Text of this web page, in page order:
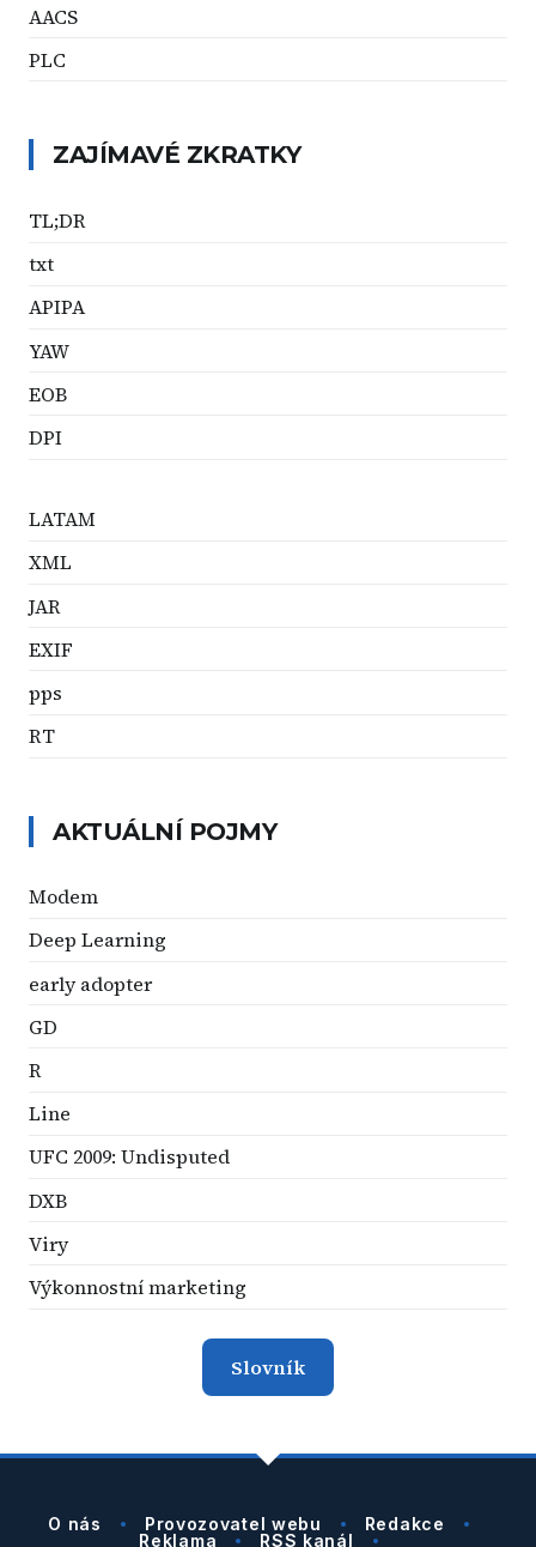
AACS
PLC
ZAJÍMAVÉ ZKRATKY
TL;DR
txt
APIPA
YAW
EOB
DPI
LATAM
XML
JAR
EXIF
pps
RT
AKTUÁLNÍ POJMY
Modem
Deep Learning
early adopter
GD
R
Line
UFC 2009: Undisputed
DXB
Viry
Výkonnostní marketing
Slovník
O nás Provozovatel webu
Redakce
Reklama
RSS kanál